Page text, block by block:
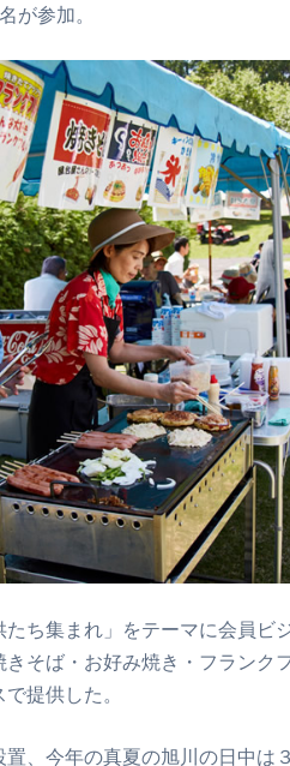
が参加。
たち集まれ」をテーマに会員ビ
そば・お好み焼き・フランク
提供した。
、今年の真夏の旭川の日中は